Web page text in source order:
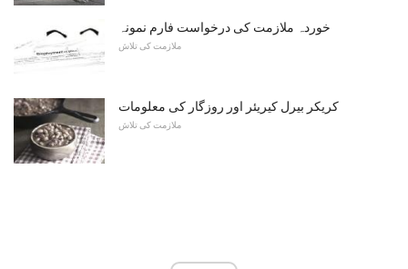
خوردہ ملازمت کی درخواست فارم نمونہ
ملازمت کی تلاش
کریکر بیرل کیریئر اور روزگار کی معلومات
ملازمت کی تلاش